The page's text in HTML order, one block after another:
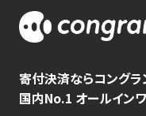
寄付決済ならコングラ
国内No.1 オールイン